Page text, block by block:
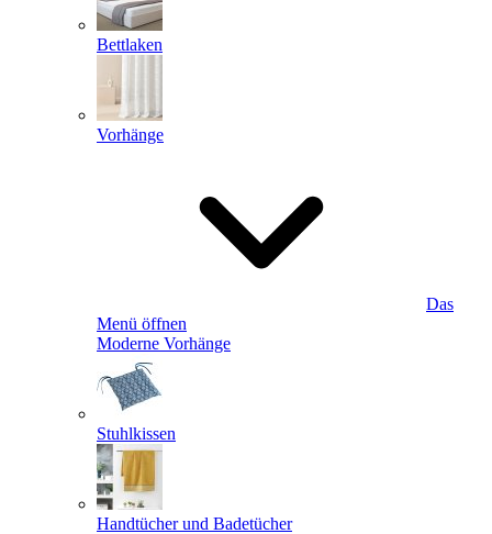
Bettlaken
Vorhänge
Das
Menü öffnen
Moderne Vorhänge
Stuhlkissen
Handtücher und Badetücher